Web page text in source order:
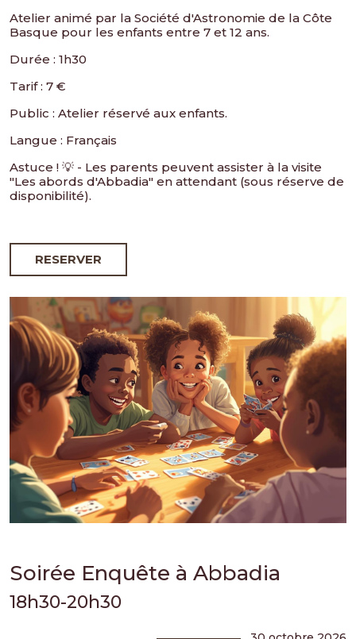
Atelier animé par la Société d'Astronomie de la Côte
Basque pour les enfants entre 7 et 12 ans.
Durée : 1h30
Tarif : 7 €
Public : Atelier réservé aux enfants.
Langue : Français
Astuce ! 💡 - Les parents peuvent assister à la visite
"Les abords d'Abbadia" en attendant (sous réserve de
disponibilité).
RESERVER
Soirée Enquête à Abbadia
18h30-20h30